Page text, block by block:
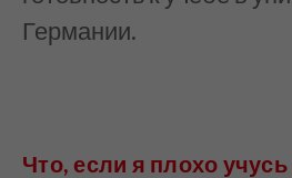
Германии.
Что, если я плохо